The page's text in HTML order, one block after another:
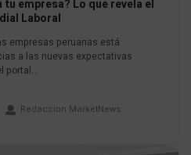
empresa? Lo que revela el
Laboral
empresas peruanas está
a las nuevas expectativas
portal...
Redaccion MarketNews